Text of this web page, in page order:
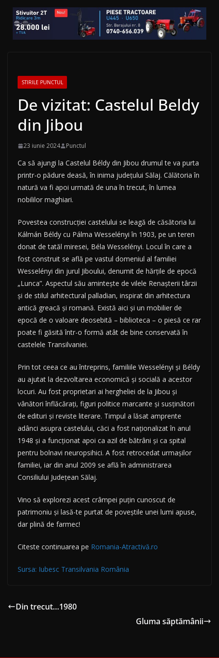
STIRILE PUNCTUL
De vizitat: Castelul Beldy
din Jibou
23 iunie 2024 Punctul
Ca să ajungi la Castelul Béldy din Jibou drumul te va purta
printr-o pădure deasă, în inima județului Sălaj. Călătoria în
natură va fi apoi urmată de una în trecut, în lumea
nobililor maghiari.
Povestea construcției castelului se leagă de căsătoria lui
Kálmán Béldy cu Pálma Wesselényi în 1903, pe un teren
donat de tatăl miresei, Béla Wesselényi. Locul în care a
fost construit se află pe vastul domeniul al familiei
Wesselényi din jurul Jiboului, denumit de hărțile de epocă
„Lunca”. Aspectul său amintește de vilele Renașterii târzii
și de stilul arhitectural palladian, inspirat din arhitectura
antică greacă și romană. Există aici și un mobilier de
epocă de o valoare deosebită – biblioteca – o piesă ce rar
poate fi găsită într-o formă atât de bine conservată în
castelele Transilvaniei.
Prin tot ceea ce au întreprins, familiile Wesselényi și Béldy
au ajutat la dezvoltarea economică și socială a acestor
locuri. Au fost proprietari ai hergheliei de la Jibou și
vânători înflăcărați, figuri politice marcante și susținători
de edituri și reviste literare. Timpul a lăsat amprente
adânci asupra castelului, căci a fost naționalizat în anul
1948 și a funcționat apoi ca azil de bătrâni și ca spital
pentru bolnavi neuropsihici. A fost retrocedat urmașilor
familiei, iar din anul 2009 se află în administrarea
Consiliului Județean Sălaj.
Vino să explorezi acest crâmpei puțin cunoscut de
patrimoniu și lasă-te purtat de poveștile unei lumi apuse,
dar plină de farmec!
Citeste continuarea pe Romania-Atractivă.ro
Sursa: Iubesc Transilvania România
Din trecut…1980
Gluma săptămânii